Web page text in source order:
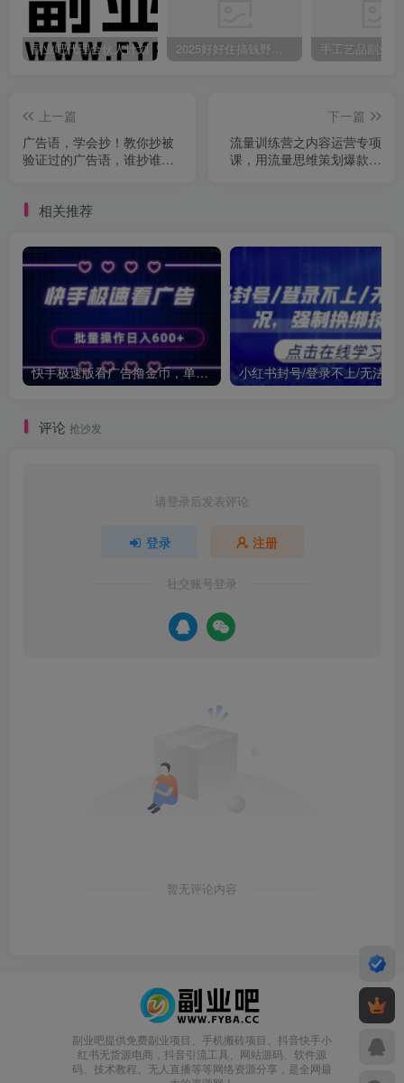
副业吧代理合伙人计划
上一篇
广告语，学会抄！教你抄被
验证过的广告语，谁抄谁卖
下一篇
流量训练营之内容运营专项
课，用流量思维策划爆款内
相关推荐
快手极速版看广告撸金币，单机日入50+，可批量操作
评论 抢沙发
请登录后发表评论
登录 注册
社交账号登录
暂无评论内容
副业吧提供免费副业项目、手机搬砖项目、抖音快手小
红书无货源电商，抖音引流工具、网站源码、软件源
码、技术教程、无人直播等等网络资源分享，是全网最